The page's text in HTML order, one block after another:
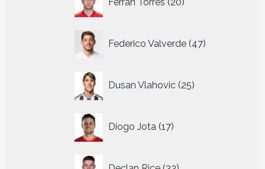
producten
Federico Valverde 47
producten
Dusan Vlahovic 25
producten
Diogo Jota 17
producten